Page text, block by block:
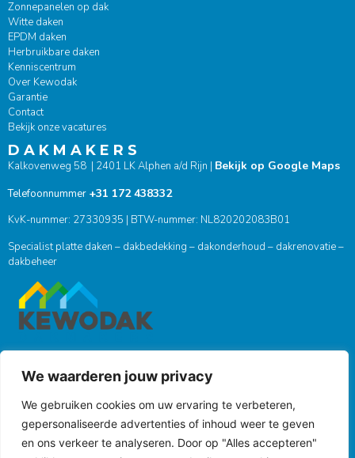
We waarderen jouw privacy
We gebruiken cookies om uw ervaring te verbeteren,
gepersonaliseerde advertenties of inhoud weer te geven
en ons verkeer te analyseren. Door op "Alles accepteren"
Zonnepanelen op dak
Witte daken
EPDM daken
Herbruikbare daken
Kenniscentrum
Over Kewodak
Garantie
Contact
Bekijk onze vacatures
D A K M A K E R S
Kalkovenweg 58 | 2401 LK Alphen a/d Rijn | Bekijk op Google Maps
Telefoonnummer +31 172 438332
KvK-nummer: 27330935 | BTW-nummer: NL820202083B01
Specialist platte daken – dakbedekking – dakonderhoud – dakrenovatie –
dakbeheer
ONZE SOCIALS